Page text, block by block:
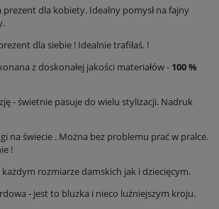
prezent dla kobiety. Idealny pomysł na fajny
dla siebie ! Idealnie trafiłaś. !
z doskonałej jakości materiałów - 100 %
- świetnie pasuje do wielu stylizacji. Nadruk
na świecie . Można bez problemu prać w pralce.
!
rozmiarze damskich jak i dziecięcym.
- jest to bluzka i nieco luźniejszym kroju.